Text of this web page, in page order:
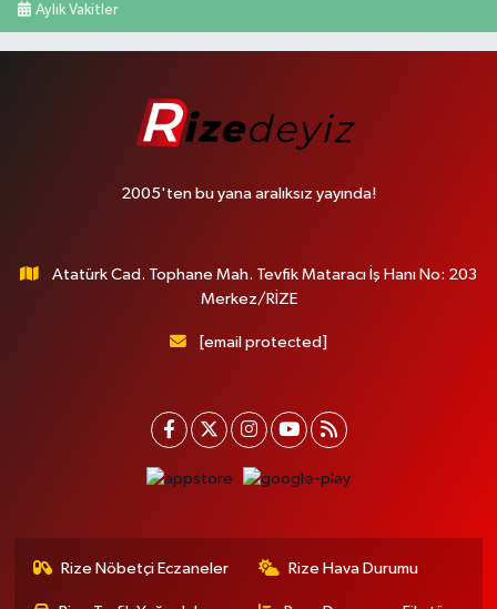
Aylık Vakitler
2005'ten bu yana aralıksız yayında!
Atatürk Cad. Tophane Mah. Tevfik Mataracı İş Hanı No: 203
Merkez/RİZE
[email protected]
Rize Nöbetçi Eczaneler Rize Hava Durumu